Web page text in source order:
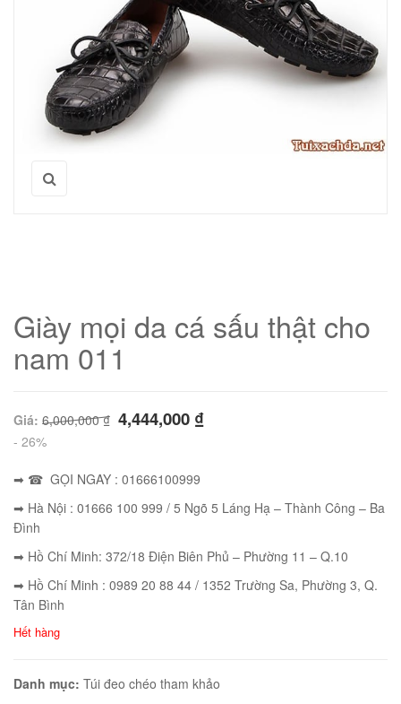
Giày mọi da cá sấu thật cho
nam 011
Giá: 6,000,000₫ 4,444,000 ₫
- 26%
➡ ☎ GỌI NGAY : 01666100999
➡ Hà Nội : 01666 100 999 / 5 Ngõ 5 Láng Hạ – Thành Công – Ba
Đình
➡ Hồ Chí Minh: 372/18 Điện Biên Phủ – Phường 11 – Q.10
➡ Hồ Chí Minh : 0989 20 88 44 / 1352 Trường Sa, Phường 3, Q.
Tân Bình
Hết hàng
Danh mục: Túi đeo chéo tham khảo